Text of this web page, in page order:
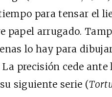
para tensar el
papel arrugado.
lo hay para
precisión cede ante
su siguiente serie (